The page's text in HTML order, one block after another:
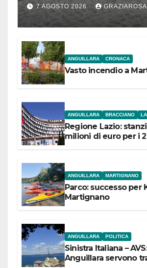
Bracciano: ieri
l’inaugurazione
7 AGOSTO 2026
ANGUILLARA CRONACA
Vasto incendio a
ANGUILLARA BRACCIANO
Regione Lazio:
milioni di euro per i
ANGUILLARA MARTIGNANO
Parco: successo per
Martignano
ANGUILLARA POLITICA
Sinistra Italiana –
Anguillara servono